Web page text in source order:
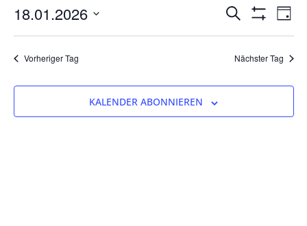
Suche
und
SUCHE TAG
18.01.2026
wählen.
Vorheriger Tag Nächster Tag
KALENDER ABONNIEREN